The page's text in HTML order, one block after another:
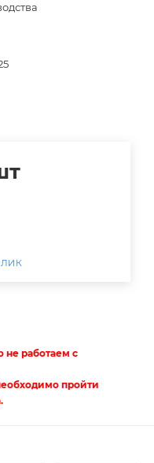
не работаем с
пройти